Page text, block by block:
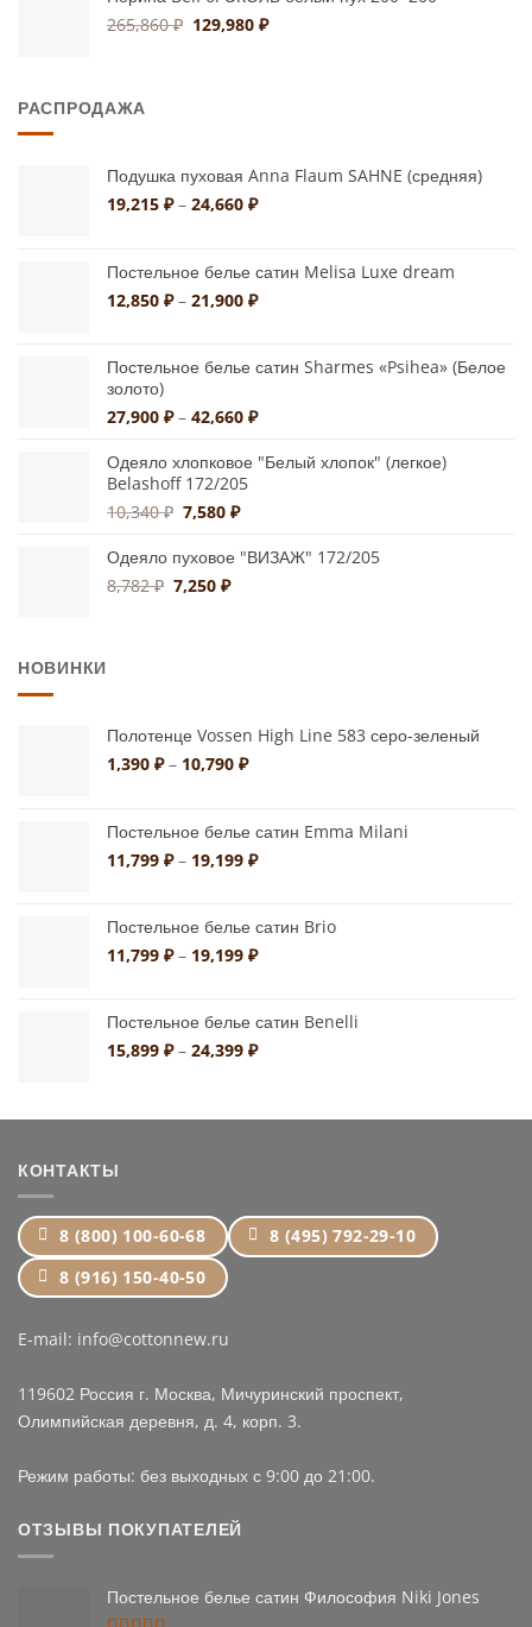
14,300 ₽
265,860₽ Первоначальная
129,980₽Текущая
РАСПРОДАЖА
Подушка пуховая Anna Flaum SAHNE (средняя)
19,215 ₽ – 24,660 ₽Диапазон
–
24,660 ₽
Постельное белье сатин Melisa Luxe dream
12,850 ₽ – 21,900 ₽Диапазон
–
Постельное белье сатин Sharmes «Psihea» (Белое
золото)
27,900 ₽ – 42,660 ₽Диапазон
27,900 ₽
Одеяло хлопковое "Белый хлопок" (легкое)
Belashoff 172/205
10,340₽ Первоначальная
составляла
10,340 ₽.
7,580₽Текущая
7,580 ₽.
Одеяло пуховое "ВИЗАЖ" 172/205
8,782₽ Первоначальная
7,250₽Текущая
НОВИНКИ
Полотенце Vossen High Line 583 серо-зеленый
1,390 ₽ – 10,790 ₽Диапазон
–
10,790 ₽
Постельное белье сатин Emma Milani
11,799 ₽ – 19,199 ₽Диапазон
–
19,199 ₽
Постельное белье сатин Brio
11,799 ₽ – 19,199 ₽Диапазон
–
19,199 ₽
Постельное белье сатин Benelli
15,899 ₽ – 24,399 ₽Диапазон
–
КОНТАКТЫ
8 (800) 100-60-68
8 (495) 792-29-10
8 (916) 150-40-50
E-mail: info@cottonnew.ru
119602 Россия г. Москва, Мичуринский проспект,
Олимпийская деревня, д. 4, корп. 3.
Режим работы: без выходных с 9:00 до 21:00.
ОТЗЫВЫ ПОКУПАТЕЛЕЙ
Постельное белье сатин Философия Niki Jones